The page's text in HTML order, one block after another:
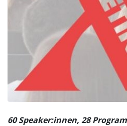
60 Speaker:innen, 28